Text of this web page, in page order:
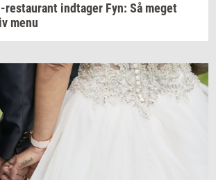
indtager Fyn: Så meget
menu